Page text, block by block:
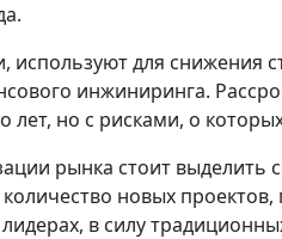
для снижения
инжиниринга.
лет, но с рисками, о
рынка стоит
новых
в силу